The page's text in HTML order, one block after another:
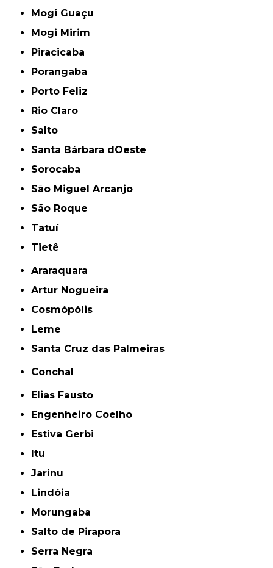
Mogi Guaçu
Mogi Mirim
Piracicaba
Porangaba
Porto Feliz
Rio Claro
Salto
Santa Bárbara dOeste
Sorocaba
São Miguel Arcanjo
São Roque
Tatuí
Tietê
Araraquara
Artur Nogueira
Cosmópólis
Leme
Santa Cruz das Palmeiras
Conchal
Elias Fausto
Engenheiro Coelho
Estiva Gerbi
Itu
Jarinu
Lindóia
Morungaba
Salto de Pirapora
Serra Negra